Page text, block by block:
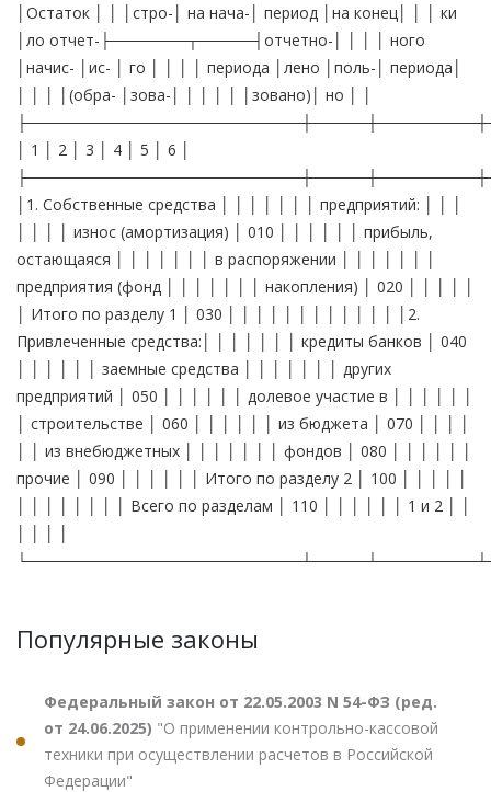
│Остаток │ │ │стро-│ на нача-│ период │на конец│ │ │ ки
│ло отчет-├───────┬─────┤отчетно-│ │ │ │ ного
│начис- │ис- │ го │ │ │ │ периода │лено │поль-│ периода│
│ │ │ │(обра- │зова-│ │ │ │ │ │зовано)│ но │ │
│ 1 │ 2 │ 3 │ 4 │ 5 │ 6 │
│1. Собственные средства │ │ │ │ │ │ │ предприятий: │ │ │
│ │ │ │ износ (амортизация) │ 010 │ │ │ │ │ │ прибыль,
остающаяся │ │ │ │ │ │ │ в распоряжении │ │ │ │ │ │ │
предприятия (фонд │ │ │ │ │ │ │ накопления) │ 020 │ │ │ │ │
│ Итого по разделу 1 │ 030 │ │ │ │ │ │ │ │ │ │ │ │ │2.
Привлеченные средства:│ │ │ │ │ │ │ кредиты банков │ 040
│ │ │ │ │ │ заемные средства │ │ │ │ │ │ │ других
предприятий │ 050 │ │ │ │ │ │ долевое участие в │ │ │ │ │ │
│ строительстве │ 060 │ │ │ │ │ │ из бюджета │ 070 │ │ │ │
│ │ из внебюджетных │ │ │ │ │ │ │ фондов │ 080 │ │ │ │ │ │
прочие │ 090 │ │ │ │ │ │ Итого по разделу 2 │ 100 │ │ │ │ │
│ │ │ │ │ │ │ │ Всего по разделам │ 110 │ │ │ │ │ │ 1 и 2 │ │
Популярные законы
Федеральный закон от 22.05.2003 N 54-ФЗ (ред.
от 24.06.2025) "О применении контрольно-кассовой
техники при осуществлении расчетов в Российской
Федерации"